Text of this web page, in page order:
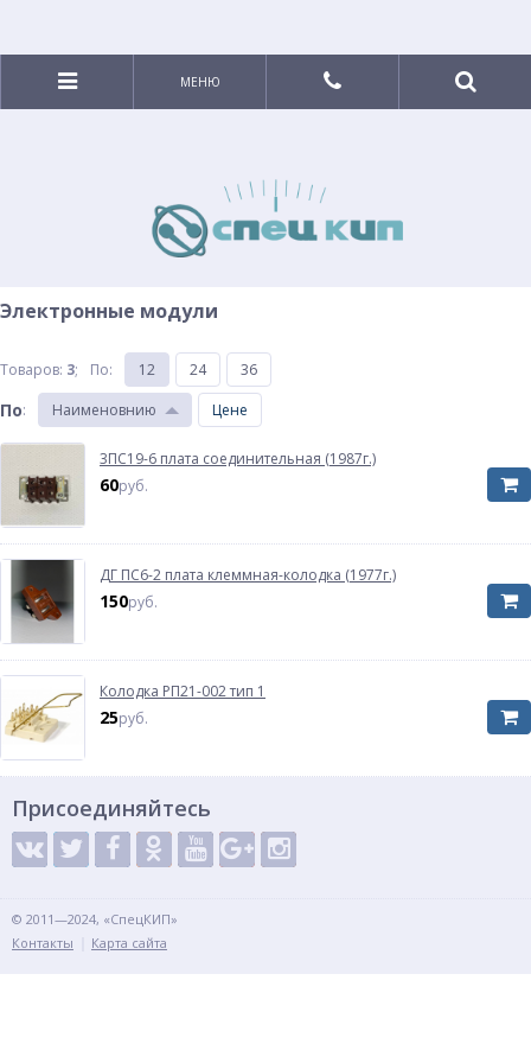
МЕНЮ
Электронные модули
Товаров: 3; По: 12 24 36
По: Наименовнию Цене
3ПС19-6 плата соединительная (1987г.)
60руб.
ДГ ПС6-2 плата клеммная-колодка (1977г.)
150руб.
Колодка РП21-002 тип 1
25руб.
Присоединяйтесь
© 2011—2024, «СпецКИП»
Контакты
Карта сайта